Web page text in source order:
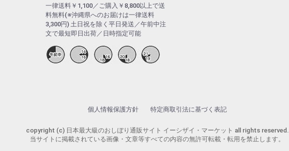
一律送料￥1,100／ご購入￥8,800以上で送
料無料(※沖縄県へのお届けは一律送料
3,300円) 土日祝を除く平日発送／午前中注
文で最短即日出荷／日時指定可能
個人情報保護方針 特定商取引法に基づく表記
copyright (c) 日本最大級のおしぼり通販サイト イーシザイ・マーケット all rights reserved.
当サイトに掲載されている画像・文章等すべての内容の無許可転載・転用を禁止します。